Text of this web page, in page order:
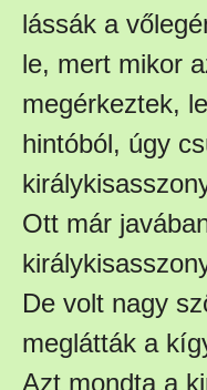
lássák a
le, mert mikor
megérkeztek,
hintóból, úgy
Ott már
De volt nagy
meglátták a
Azt mondta a